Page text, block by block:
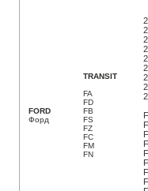
FORD
Форд
TRANSIT
FA
FD
FB
FS
FZ
FC
FM
FN